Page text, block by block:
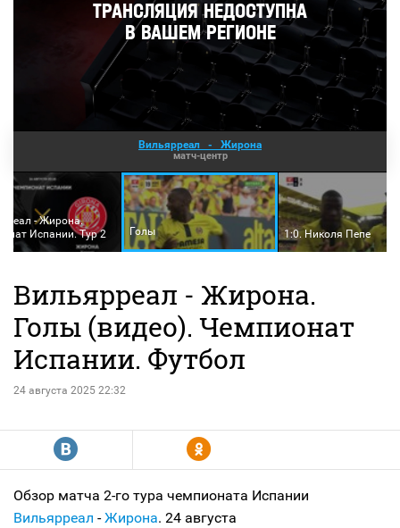
Вильярреал - Жирона
матч-центр
- Жирона.
Испании. Тур 2
Голы 1:0. Николя Пепе
Вильярреал - Жирона.
Голы (видео). Чемпионат
Испании. Футбол
24 августа 2025 22:32
R Y
Обзор матча 2-го тура чемпионата Испании
Вильярреал -Жирона. 24 августа